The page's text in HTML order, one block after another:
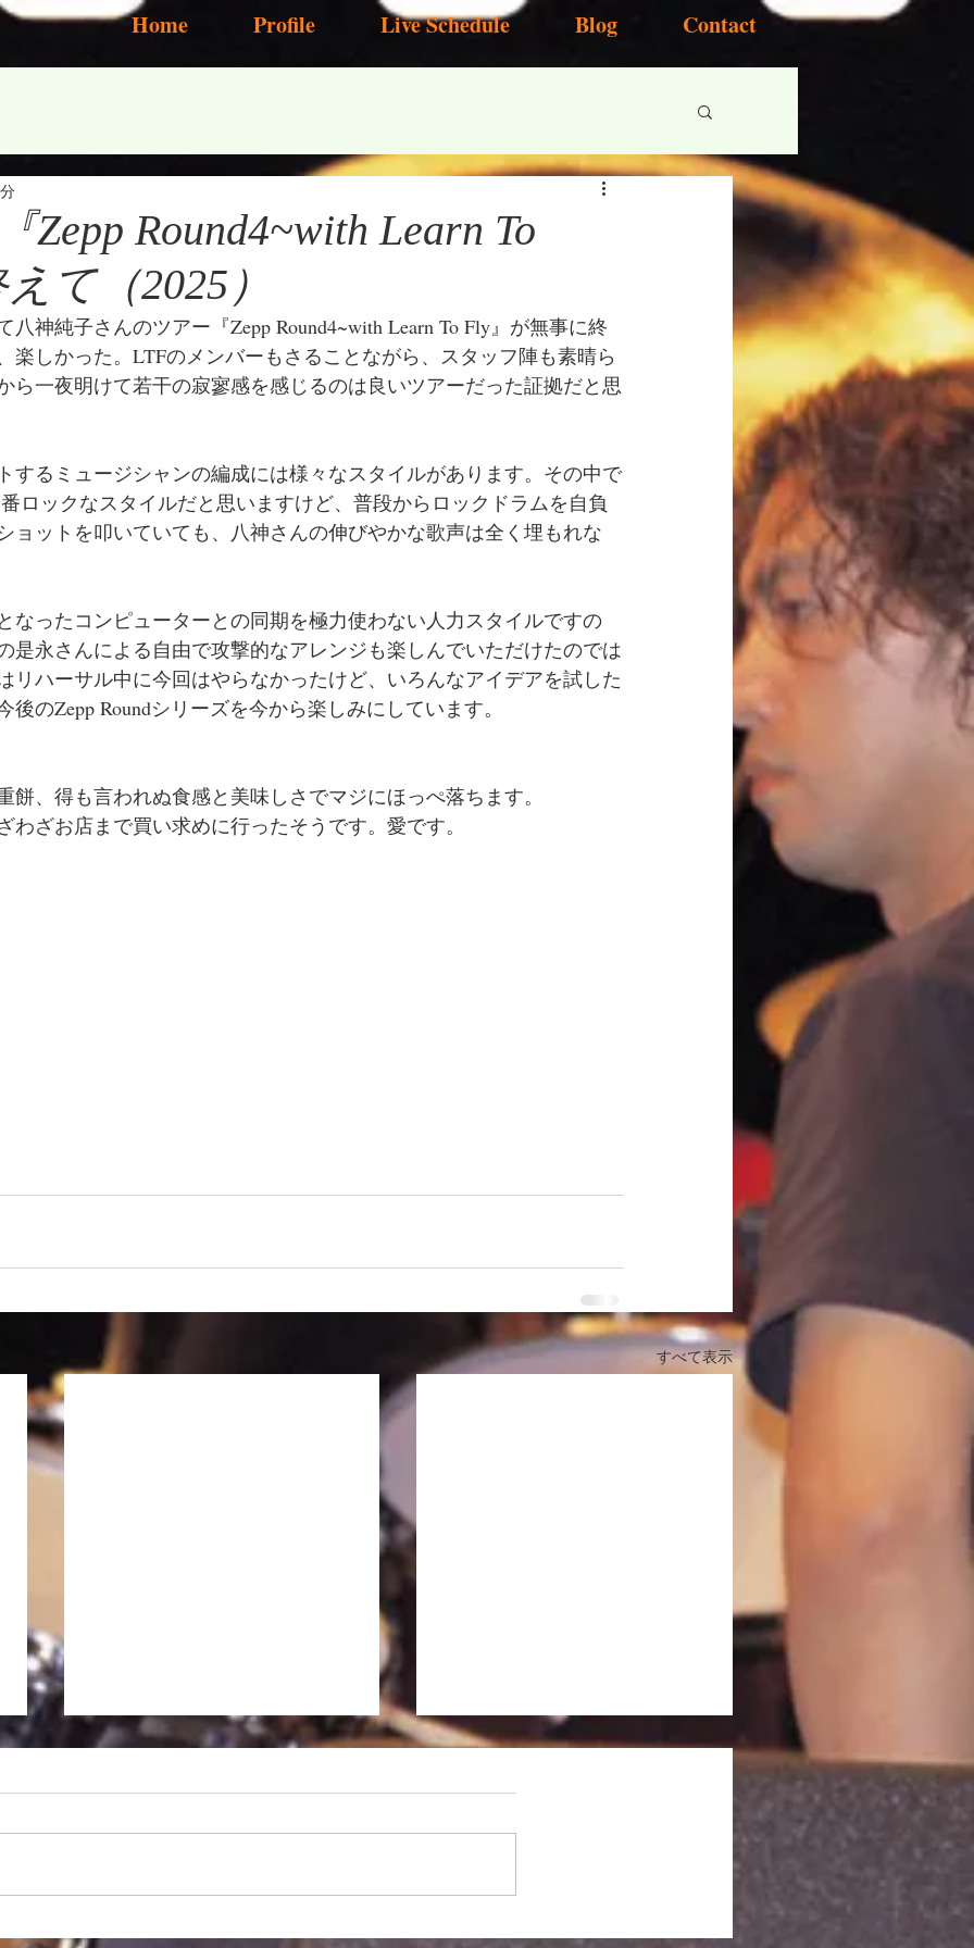
Home Profile Live Schedule Blog Contact
Zepp Round4~with Learn To
て（2025）
八神純子さんのツアー『Zepp Round4~with Learn To Fly』が無事に終
楽しかった。LTFのメンバーもさることながら、スタッフ陣も素晴ら
ら一夜明けて若干の寂寥感を感じるのは良いツアーだった証拠だと思
るミュージシャンの編成には様々なスタイルがあります。その中で
ロックなスタイルだと思いますけど、普段からロックドラムを自負
ョットを叩いていても、八神さんの伸びやかな歌声は全く埋もれな
ったコンピューターとの同期を極力使わない人力スタイルですの
是永さんによる自由で攻撃的なアレンジも楽しんでいただけたのでは
リハーサル中に今回はやらなかったけど、いろんなアイデアを試した
後のZepp Roundシリーズを今から楽しみにしています。
餅、得も言われぬ食感と美味しさでマジにほっぺ落ちます。
わざお店まで買い求めに行ったそうです。愛です。
すべて表示
徒然日記「長雨の候 2026」
私、昨日から大阪に入っていま
っていたように思いますが、関東